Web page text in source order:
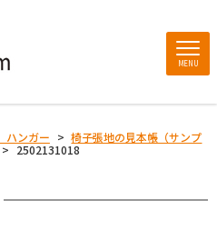
MENU
ンガー > 椅子張地の見本帳（サンプ
> 2502131018